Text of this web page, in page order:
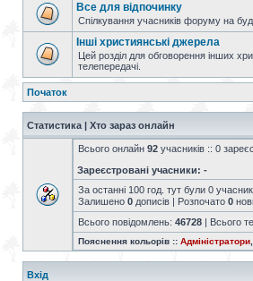
Все для відпочинку
Спілкування учасників форуму на
Інші християнські джерела
Цей розділ для обговорення інших
телепередачі.
Початок
Статистика | Хто зараз онлайн
Всього онлайн 92 учасників :: 0
Зареєстровані учасники: -
За останні 100 год. тут були 0
Залишено 0 дописів | Розпочато 0
Всього повідомлень: 46728 | Всього
Пояснення кольорів :: Адміністратори
Вхід